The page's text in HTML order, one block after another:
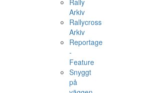
Rally
Arkiv
Rallycross
Arkiv
Reportage
-
Feature
Snyggt
på